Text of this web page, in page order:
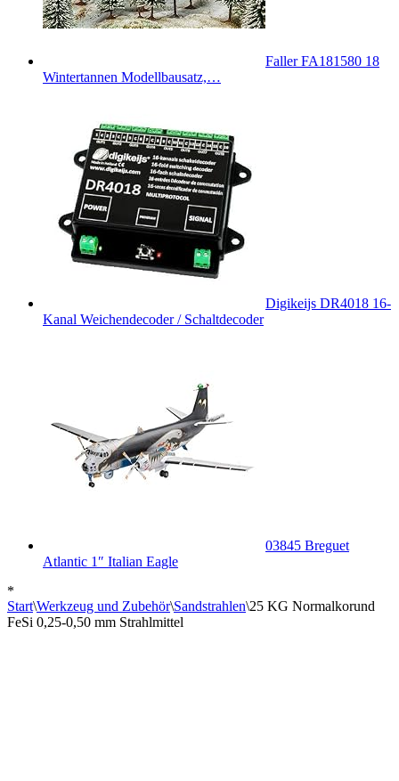
Faller FA181580 18
Wintertannen Modellbausatz,…
Digikeijs DR4018 16-
Kanal Weichendecoder / Schaltdecoder
03845 Breguet
Atlantic 1″ Italian Eagle
*
Start\Werkzeug und Zubehör\Sandstrahlen\25 KG Normalkorund
FeSi 0,25-0,50 mm Strahlmittel